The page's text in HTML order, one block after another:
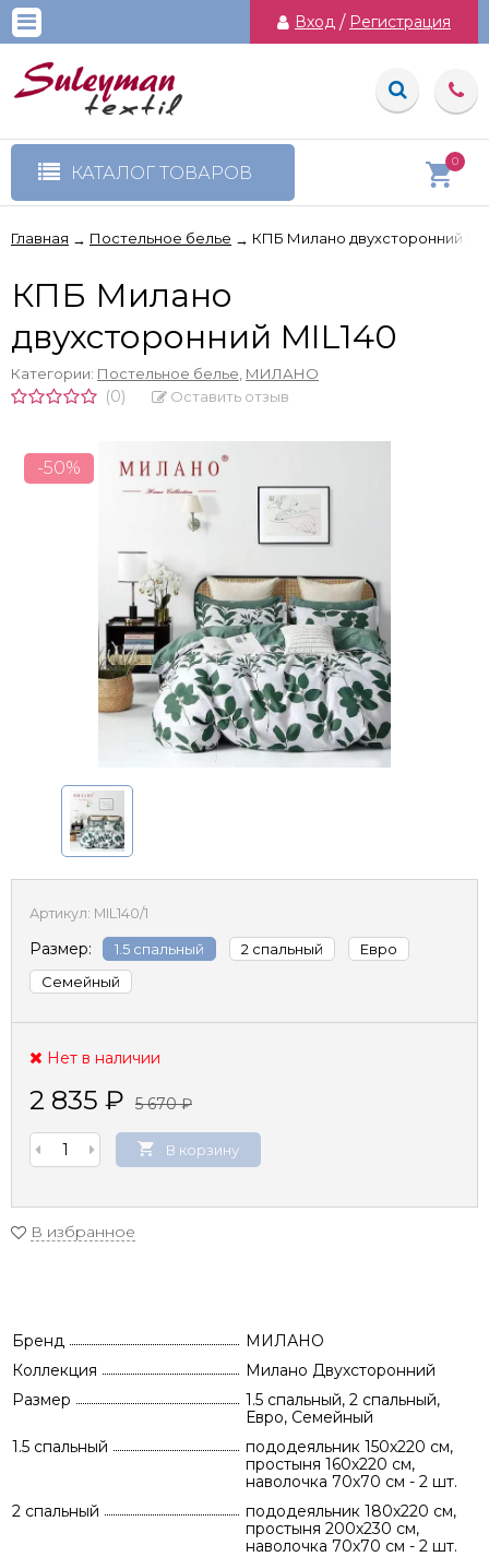
Вход / Регистрация
КАТАЛОГ ТОВАРОВ
0
Главная → Постельное белье → КПБ Милано двухсторонний
КПБ Милано
двухсторонний MIL140
Категории: Постельное белье МИЛАНО
(0) Оставить отзыв
-50%
Артикул: MIL140/1
Размер: 1.5 спальный 2 спальный
Евро
Семейный
Нет в наличии
2 835 ₽ 5 670₽
В корзину
В избранное
Бренд
МИЛАНО
Коллекция
Милано Двухсторонний
Размер
1.5 спальный, 2 спальный,
Евро, Семейный
1.5 спальный
пододеяльник 150х220 см,
простыня 160х220 см,
наволочка 70х70 см - 2 шт.
2 спальный
пододеяльник 180х220 см,
простыня 200х230 см,
наволочка 70х70 см - 2 шт.